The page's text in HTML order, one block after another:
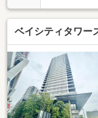
ペット飼育
ベイシティタワー